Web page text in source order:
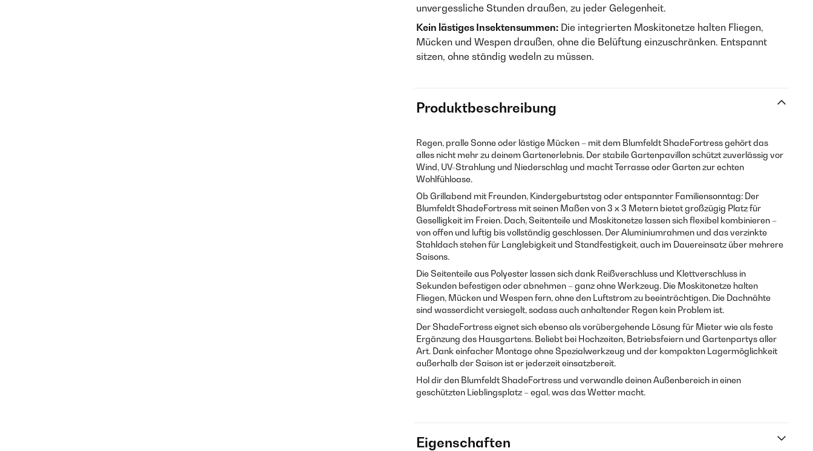
unvergessliche Stunden draußen, zu jeder Gelegenheit.
Kein lästiges Insektensummen: Die integrierten Moskitonetze halten Fliegen,
Mücken und Wespen draußen, ohne die Belüftung einzuschränken. Entspannt
sitzen, ohne ständig wedeln zu müssen.
Produktbeschreibung
Regen, pralle Sonne oder lästige Mücken – mit dem Blumfeldt ShadeFortress gehört das
alles nicht mehr zu deinem Gartenerlebnis. Der stabile Gartenpavillon schützt zuverlässig vor
Wind, UV-Strahlung und Niederschlag und macht Terrasse oder Garten zur echten
Wohlfühloase.
Ob Grillabend mit Freunden, Kindergeburtstag oder entspannter Familiensonntag: Der
Blumfeldt ShadeFortress mit seinen Maßen von 3 x 3 Metern bietet großzügig Platz für
Geselligkeit im Freien. Dach, Seitenteile und Moskitonetze lassen sich flexibel kombinieren –
von offen und luftig bis vollständig geschlossen. Der Aluminiumrahmen und das verzinkte
Stahldach stehen für Langlebigkeit und Standfestigkeit, auch im Dauereinsatz über mehrere
Saisons.
Die Seitenteile aus Polyester lassen sich dank Reißverschluss und Klettverschluss in
Sekunden befestigen oder abnehmen – ganz ohne Werkzeug. Die Moskitonetze halten
Fliegen, Mücken und Wespen fern, ohne den Luftstrom zu beeinträchtigen. Die Dachnähte
sind wasserdicht versiegelt, sodass auch anhaltender Regen kein Problem ist.
Der ShadeFortress eignet sich ebenso als vorübergehende Lösung für Mieter wie als feste
Ergänzung des Hausgartens. Beliebt bei Hochzeiten, Betriebsfeiern und Gartenpartys aller
Art. Dank einfacher Montage ohne Spezialwerkzeug und der kompakten Lagermöglichkeit
außerhalb der Saison ist er jederzeit einsatzbereit.
Hol dir den Blumfeldt ShadeFortress und verwandle deinen Außenbereich in einen
geschützten Lieblingsplatz – egal, was das Wetter macht.
Eigenschaften